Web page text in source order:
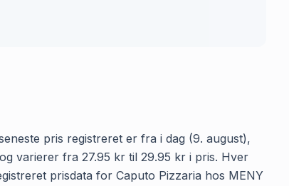
pris registreret er fra i dag (9. august),
varierer fra 27.95 kr til 29.95 kr i pris. Hver
prisdata for Caputo Pizzaria hos MENY